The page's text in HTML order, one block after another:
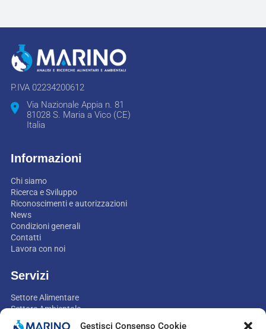
Gestisci Consenso Cookie
P.IVA 02234200612
Via Nazionale Appia n. 81
81028 S. Maria a Vico (CE)
Italia
Informazioni
Chi siamo
Ricerca e Sviluppo
Riconoscimenti e autorizzazioni
News
Condizioni generali
Contatti
Lavora con noi
Servizi
Settore Alimentare
Settore Ambientale
Settore Non-food